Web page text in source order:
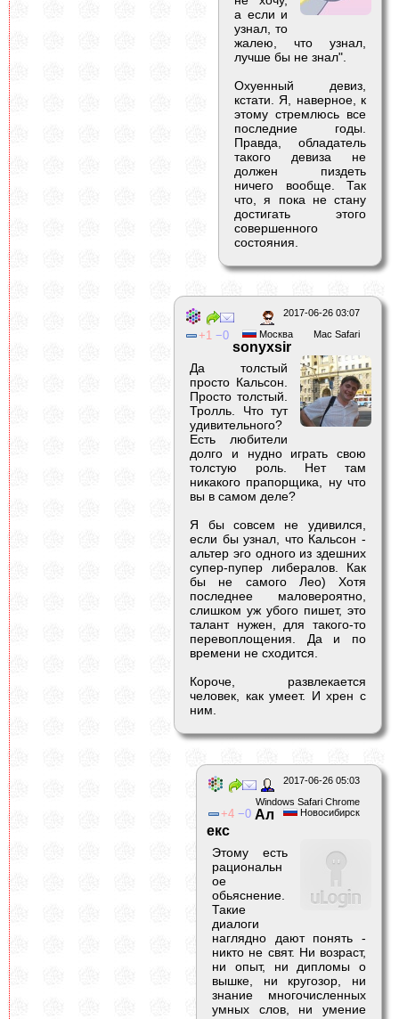
а если и
узнал, то
жалею, что узнал,
лучше бы не знал".
Охуенный девиз,
кстати. Я, наверное, к
этому стремлюсь все
последние годы.
Правда, обладатель
такого девиза не
должен пиздеть
ничего вообще. Так
что, я пока не стану
достигать этого
совершенного
состояния.
2017-06-26 03:07
Mac Safari
Москва
1 0
sonyxsir
Да толстый
просто Кальсон.
Просто толстый.
Тролль. Что тут
удивительного?
Есть любители
долго и нудно играть свою
толстую роль. Нет там
никакого прапорщика, ну что
вы в самом деле?
Я бы совсем не удивился,
если бы узнал, что Кальсон -
альтер эго одного из здешних
супер-пупер либералов. Как
бы не самого Лео) Хотя
последнее маловероятно,
слишком уж убого пишет, это
талант нужен, для такого-то
перевоплощения. Да и по
времени не сходится.
Короче, развлекается
человек, как умеет. И хрен с
ним.
2017-06-26 05:03
Windows Safari Chrome
Новосибирск
4 0 Ал
екс
Этому есть
рациональн
ое
обьяснение.
Такие
диалоги
наглядно дают понять -
никто не свят. Ни возраст,
ни опыт, ни дипломы о
вышке, ни кругозор, ни
знание многочисленных
умных слов, ни умение